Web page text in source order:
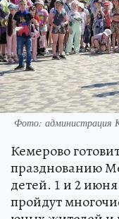
Фото: администрация
Кемерово
празднованию
детей. 1 и 2
пройдут